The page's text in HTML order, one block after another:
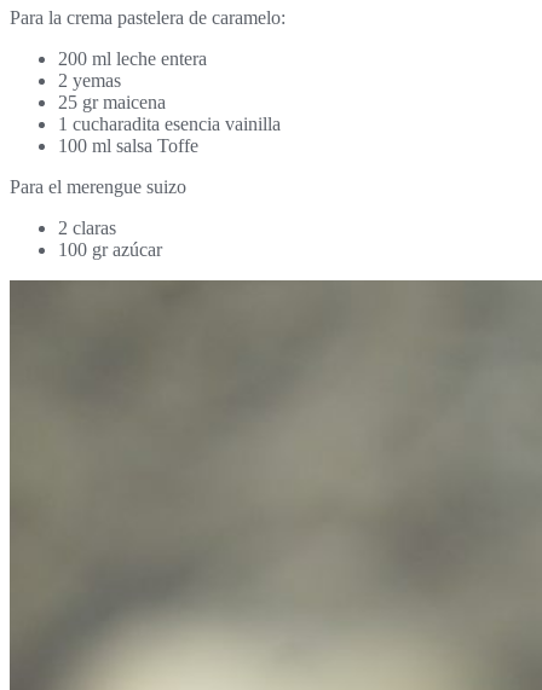
Para la crema pastelera de caramelo:
200 ml leche entera
2 yemas
25 gr maicena
1 cucharadita esencia vainilla
100 ml salsa Toffe
Para el merengue suizo
2 claras
100 gr azúcar